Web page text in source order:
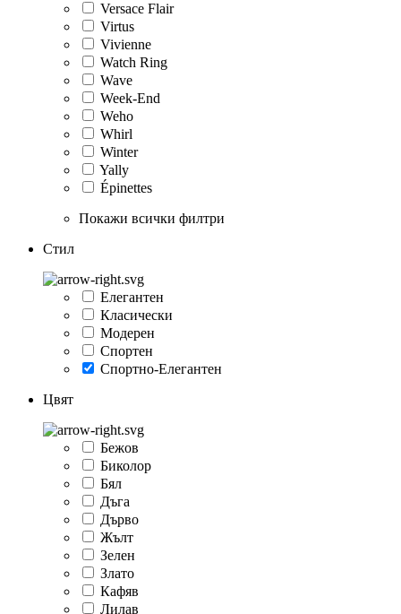
Versace Flair
Virtus
Vivienne
Watch Ring
Wave
Week-End
Weho
Whirl
Winter
Yally
Épinettes
Покажи всички филтри
Стил
Елегантен
Класически
Модерен
Спортен
Спортно-Елегантен
Цвят
Бежов
Биколор
Бял
Дъга
Дърво
Жълт
Зелен
Злато
Кафяв
Лилав